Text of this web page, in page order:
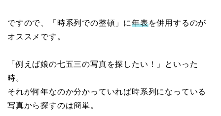
ですので、「時系列での整頓」に年表を併用するのが
オススメです。
「例えば娘の七五三の写真を探したい！」といった
時。
それが何年なのか分かっていれば時系列になっている
写真から探すのは簡単。